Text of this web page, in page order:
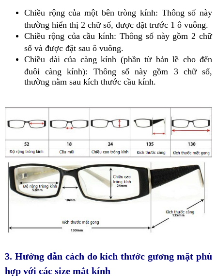
Chiều rộng của một bên tròng kính: Thông số này
thường hiển thị 2 chữ số, được đặt trước 1 ô vuông.
Chiều rộng của cầu kính: Thông số này gồm 2 chữ
số và được đặt sau ô vuông.
Chiều dài của càng kính (phần từ bản lề cho đến
đuôi càng kính): Thông số này gồm 3 chữ số,
thường nằm sau kích thước cầu kính.
3. Hướng dẫn cách đo kích thước gương mặt phù
hợp với các size mắt kính